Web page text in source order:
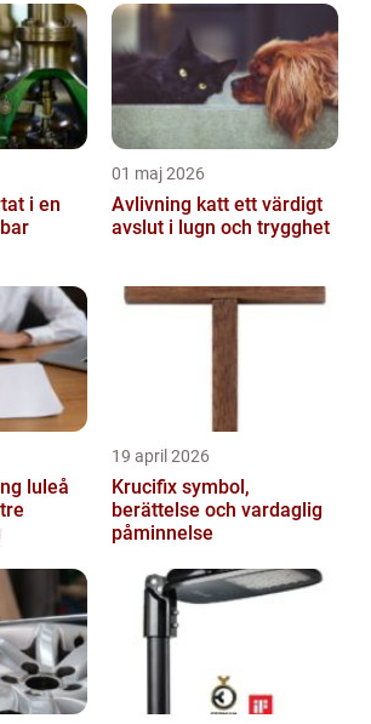
01 maj 2026
Avlivning katt ett värdigt
avslut i lugn och trygghet
luleå
19 april 2026
Krucifix symbol,
berättelse och vardaglig
påminnelse